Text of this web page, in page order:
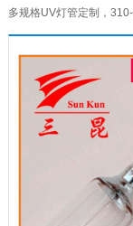
多规格UV灯管定制，